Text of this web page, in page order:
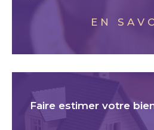
EN
Faire estimer votre